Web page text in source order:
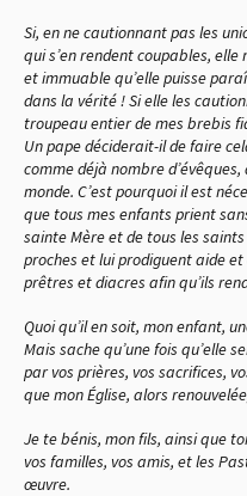
Si, en ne cautionnant pas les
qui s’en rendent coupables,
et immuable qu’elle puisse
dans la vérité ! Si elle les
troupeau entier de mes brebis
Un pape déciderait-il de faire
comme déjà nombre
monde. C’est pourquoi il est
que tous mes enfants prient
sainte Mère et de tous les
proches et lui prodiguent aide
prêtres et diacres afin qu’ils
Quoi qu’il en soit, mon enfant,
Mais sache qu’une fois qu’elle
par vos prières, vos sacrifices,
que mon Église, alors
Je te bénis, mon fils, ainsi que
vos familles, vos amis, et les
œuvre.